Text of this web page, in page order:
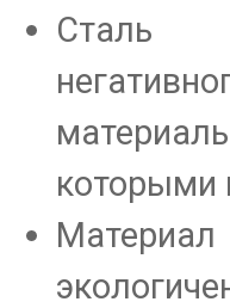
Сталь
которыми